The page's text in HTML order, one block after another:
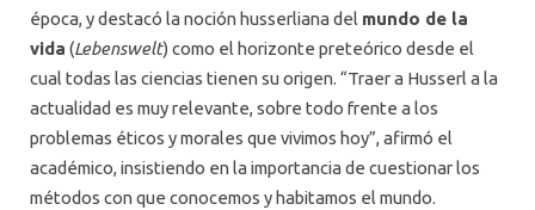
época, y destacó la noción husserliana del mundo de la
vida (Lebenswelt) como el horizonte preteórico desde el
cual todas las ciencias tienen su origen. “Traer a Husserl a la
actualidad es muy relevante, sobre todo frente a los
problemas éticos y morales que vivimos hoy”, afirmó el
académico, insistiendo en la importancia de cuestionar los
métodos con que conocemos y habitamos el mundo.